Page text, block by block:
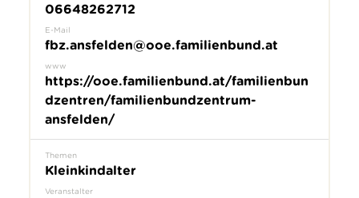
06648262712
E-Mail
fbz.ansfelden@ooe.familienbund.at
www
https://ooe.familienbund.at/familienbun
dzentren/familienbundzentrum-
ansfelden/
Themen
Kleinkindalter
Veranstalter